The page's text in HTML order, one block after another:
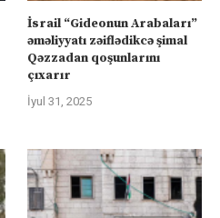
İsrail “Gideonun Arabaları”
əməliyyatı zəiflədikcə şimal
Qəzzadan qoşunlarını
çıxarır
İyul 31, 2025